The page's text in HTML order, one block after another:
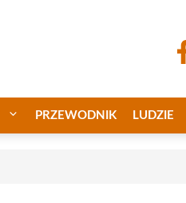
PRZEWODNIK LUDZIE